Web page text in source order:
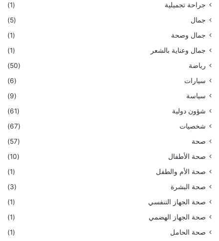
جراحة تجميلية
(1)
جمال
(5)
جمال وصحة
(1)
جمال وعناية بالشعر
(1)
رياضة
(50)
سيارات
(6)
سياسة
(9)
شؤون دولية
(61)
شخصيات
(67)
صحة
(57)
صحة الأطفال
(10)
صحة الأم والطفل
(1)
صحة البشرة
(3)
صحة الجهاز التنفسي
(1)
صحة الجهاز الهضمي
(1)
صحة الحامل
(1)